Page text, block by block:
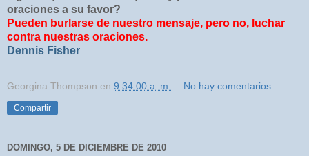
oraciones a su favor?
Pueden burlarse de nuestro mensaje, pero no, luchar
contra nuestras oraciones.
Dennis Fisher
Georgina Thompson en 9:34:00 a. m. No hay comentarios:
Compartir
DOMINGO, 5 DE DICIEMBRE DE 2010